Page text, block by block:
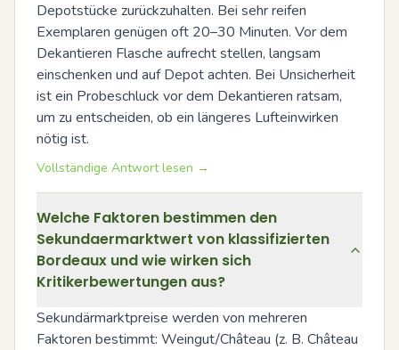
Depotstücke zurückzuhalten. Bei sehr reifen
Exemplaren genügen oft 20–30 Minuten. Vor dem
Dekantieren Flasche aufrecht stellen, langsam
einschenken und auf Depot achten. Bei Unsicherheit
ist ein Probeschluck vor dem Dekantieren ratsam,
um zu entscheiden, ob ein längeres Lufteinwirken
nötig ist.
Vollständige Antwort lesen →
Welche Faktoren bestimmen den
Sekundaermarktwert von klassifizierten
Bordeaux und wie wirken sich
Kritikerbewertungen aus?
Sekundärmarktpreise werden von mehreren
Faktoren bestimmt: Weingut/Château (z. B. Château